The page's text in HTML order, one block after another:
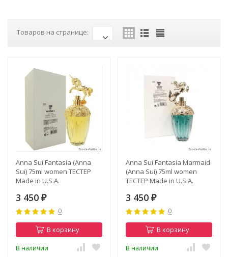
Товаров на странице:
Anna Sui Fantasia (Anna
Sui) 75ml women ТЕСТЕР
Made in U.S.A.
3 450 ₽
0
В корзину
В наличии
Anna Sui Fantasia Marmaid
(Anna Sui) 75ml women
ТЕСТЕР Made in U.S.A.
3 450 ₽
0
В корзину
В наличии